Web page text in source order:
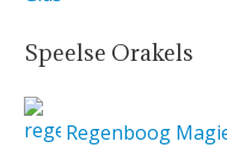
Speelse Orakels
Regenboog